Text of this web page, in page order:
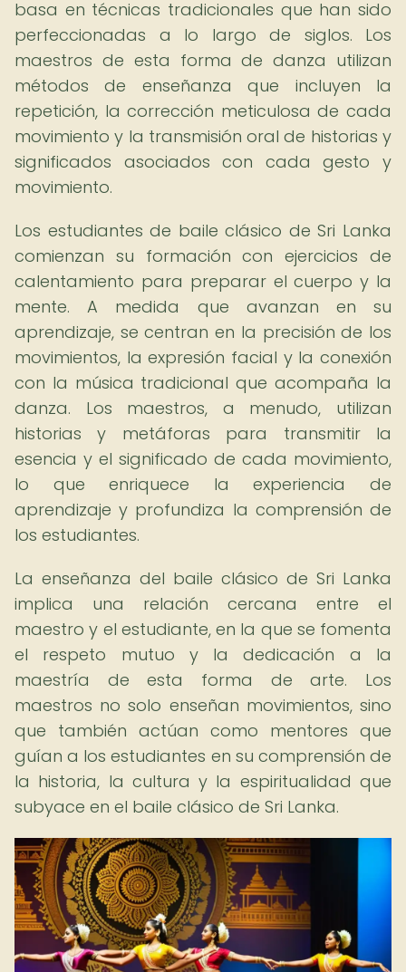
basa en técnicas tradicionales que han sido
perfeccionadas a lo largo de siglos. Los
maestros de esta forma de danza utilizan
métodos de enseñanza que incluyen la
repetición, la corrección meticulosa de cada
movimiento y la transmisión oral de historias y
significados asociados con cada gesto y
movimiento.
Los estudiantes de baile clásico de Sri Lanka
comienzan su formación con ejercicios de
calentamiento para preparar el cuerpo y la
mente. A medida que avanzan en su
aprendizaje, se centran en la precisión de los
movimientos, la expresión facial y la conexión
con la música tradicional que acompaña la
danza. Los maestros, a menudo, utilizan
historias y metáforas para transmitir la
esencia y el significado de cada movimiento,
lo que enriquece la experiencia de
aprendizaje y profundiza la comprensión de
los estudiantes.
La enseñanza del baile clásico de Sri Lanka
implica una relación cercana entre el
maestro y el estudiante, en la que se fomenta
el respeto mutuo y la dedicación a la
maestría de esta forma de arte. Los
maestros no solo enseñan movimientos, sino
que también actúan como mentores que
guían a los estudiantes en su comprensión de
la historia, la cultura y la espiritualidad que
subyace en el baile clásico de Sri Lanka.